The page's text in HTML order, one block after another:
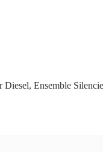
Diesel, Ensemble